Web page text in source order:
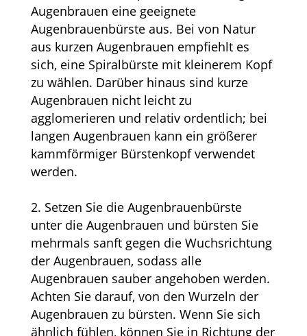
Augenbrauen eine geeignete
Augenbrauenbürste aus. Bei von Natur
aus kurzen Augenbrauen empfiehlt es
sich, eine Spiralbürste mit kleinerem Kopf
zu wählen. Darüber hinaus sind kurze
Augenbrauen nicht leicht zu
agglomerieren und relativ ordentlich; bei
langen Augenbrauen kann ein größerer
kammförmiger Bürstenkopf verwendet
werden.
2. Setzen Sie die Augenbrauenbürste
unter die Augenbrauen und bürsten Sie
mehrmals sanft gegen die Wuchsrichtung
der Augenbrauen, sodass alle
Augenbrauen sauber angehoben werden.
Achten Sie darauf, von den Wurzeln der
Augenbrauen zu bürsten. Wenn Sie sich
ähnlich fühlen, können Sie in Richtung der